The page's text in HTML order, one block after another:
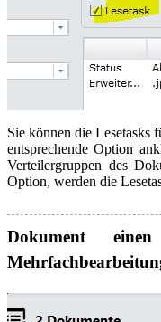
Sie können die Lesetasks
entsprechende Option
Verteilergruppen des
Option, werden die
Dokument